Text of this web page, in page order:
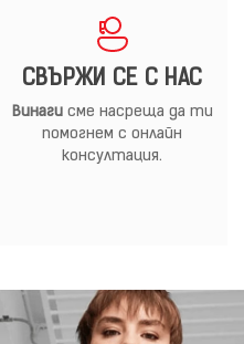
СВЪРЖИ СЕ С НАС
Винагисме насреща да ти
помогнем с онлайн
консултация.